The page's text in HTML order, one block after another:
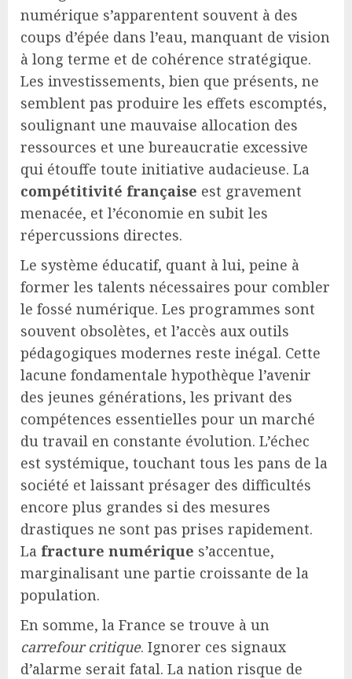
numérique s’apparentent souvent à des
coups d’épée dans l’eau, manquant de vision
à long terme et de cohérence stratégique.
Les investissements, bien que présents, ne
semblent pas produire les effets escomptés,
soulignant une mauvaise allocation des
ressources et une bureaucratie excessive
qui étouffe toute initiative audacieuse. La
compétitivité française est gravement
menacée, et l’économie en subit les
répercussions directes.
Le système éducatif, quant à lui, peine à
former les talents nécessaires pour combler
le fossé numérique. Les programmes sont
souvent obsolètes, et l’accès aux outils
pédagogiques modernes reste inégal. Cette
lacune fondamentale hypothèque l’avenir
des jeunes générations, les privant des
compétences essentielles pour un marché
du travail en constante évolution. L’échec
est systémique, touchant tous les pans de la
société et laissant présager des difficultés
encore plus grandes si des mesures
drastiques ne sont pas prises rapidement.
La fracture numérique s’accentue,
marginalisant une partie croissante de la
population.
En somme, la France se trouve à un
carrefour critique. Ignorer ces signaux
d’alarme serait fatal. La nation risque de